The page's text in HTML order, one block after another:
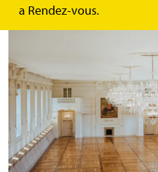
a Rendez-vous.